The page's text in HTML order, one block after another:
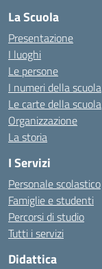
La Scuola
Presentazione
I luoghi
Le persone
I numeri della scuola
Le carte della scuola
Organizzazione
La storia
I Servizi
Personale scolastico
Famiglie e studenti
Percorsi di studio
Tutti i servizi
Didattica